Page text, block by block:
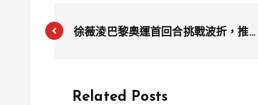
徐薇淩巴黎奧運首回合挑戰波折，推桿
Related Posts